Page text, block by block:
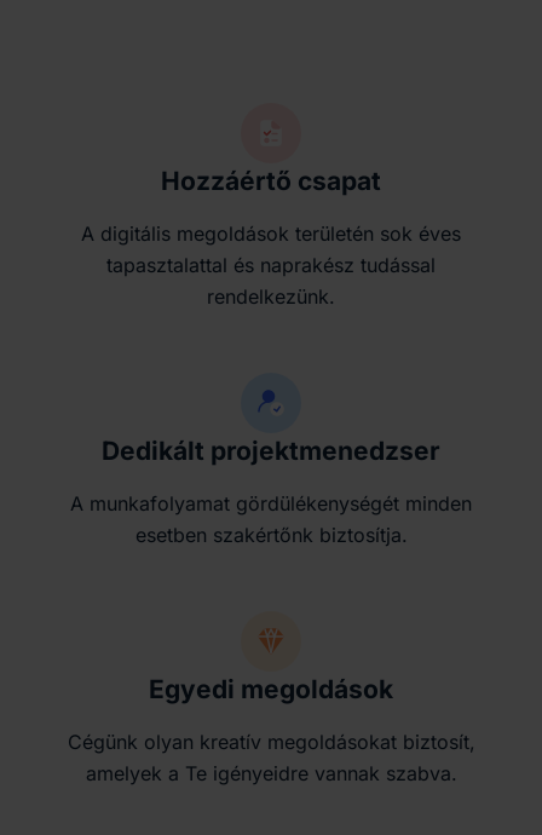
Hozzáértő csapat
A digitális megoldások területén sok éves
tapasztalattal és naprakész tudással
rendelkezünk.
Dedikált projektmenedzser
A munkafolyamat gördülékenységét minden
esetben szakértőnk biztosítja.
Egyedi megoldások
Cégünk olyan kreatív megoldásokat biztosít,
amelyek a Te igényeidre vannak szabva.